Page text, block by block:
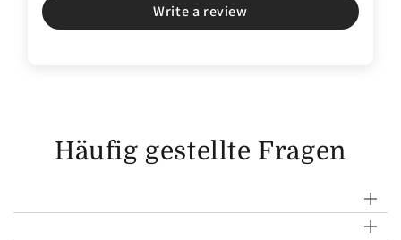
Write a review
Häufig gestellte Fragen